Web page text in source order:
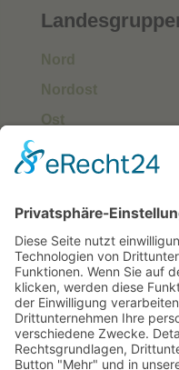
Nord
Nordost
Ost
Süd
West